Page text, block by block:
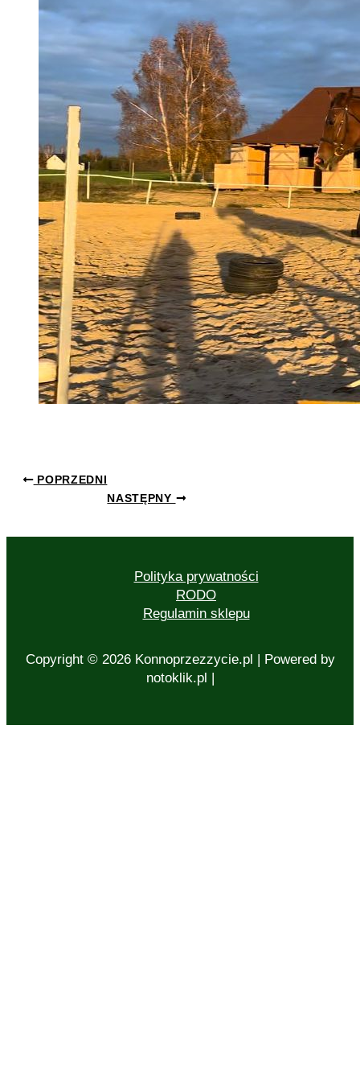
POPRZEDNI
NASTĘPNY
Polityka prywatności
RODO
Regulamin sklepu
Copyright © 2026 Konnoprzezzycie.pl | Powered by
notoklik.pl |